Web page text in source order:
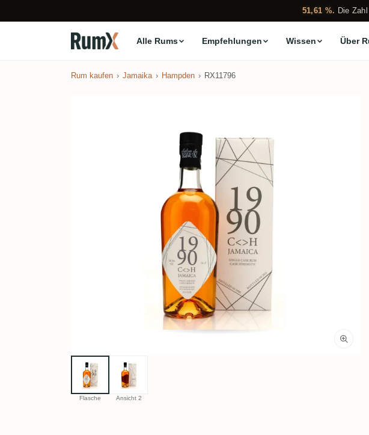
51,61 %. Die
Alle Rums Empfehlungen Wissen Über
Rum kaufen Jamaika Hampden RX11796
Flasche Ansicht 2